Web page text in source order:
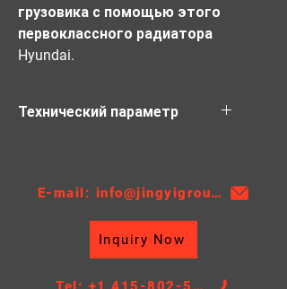
грузовика с помощью этого
первоклассного радиатора
Hyundai.
Технический параметр
АТ/МТ:МТ
Высота ядра: 651
Ширина ядра: 608
РАЗМЕР БАКА: 105/105*628
E-mail: info@jingyigroupcn.com
Inquiry Now